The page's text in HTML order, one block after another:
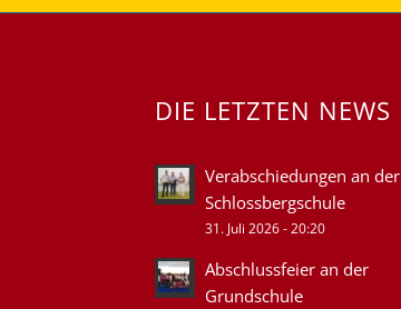
DIE LETZTEN NEWS
Verabschiedungen an der
Schlossbergschule
31. Juli 2026 - 20:20
Abschlussfeier an der
Grundschule